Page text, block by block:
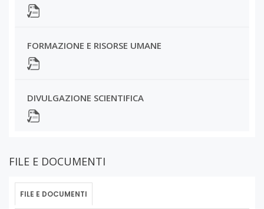
FORMAZIONE E RISORSE UMANE
DIVULGAZIONE SCIENTIFICA
FILE E DOCUMENTI
FILE E DOCUMENTI